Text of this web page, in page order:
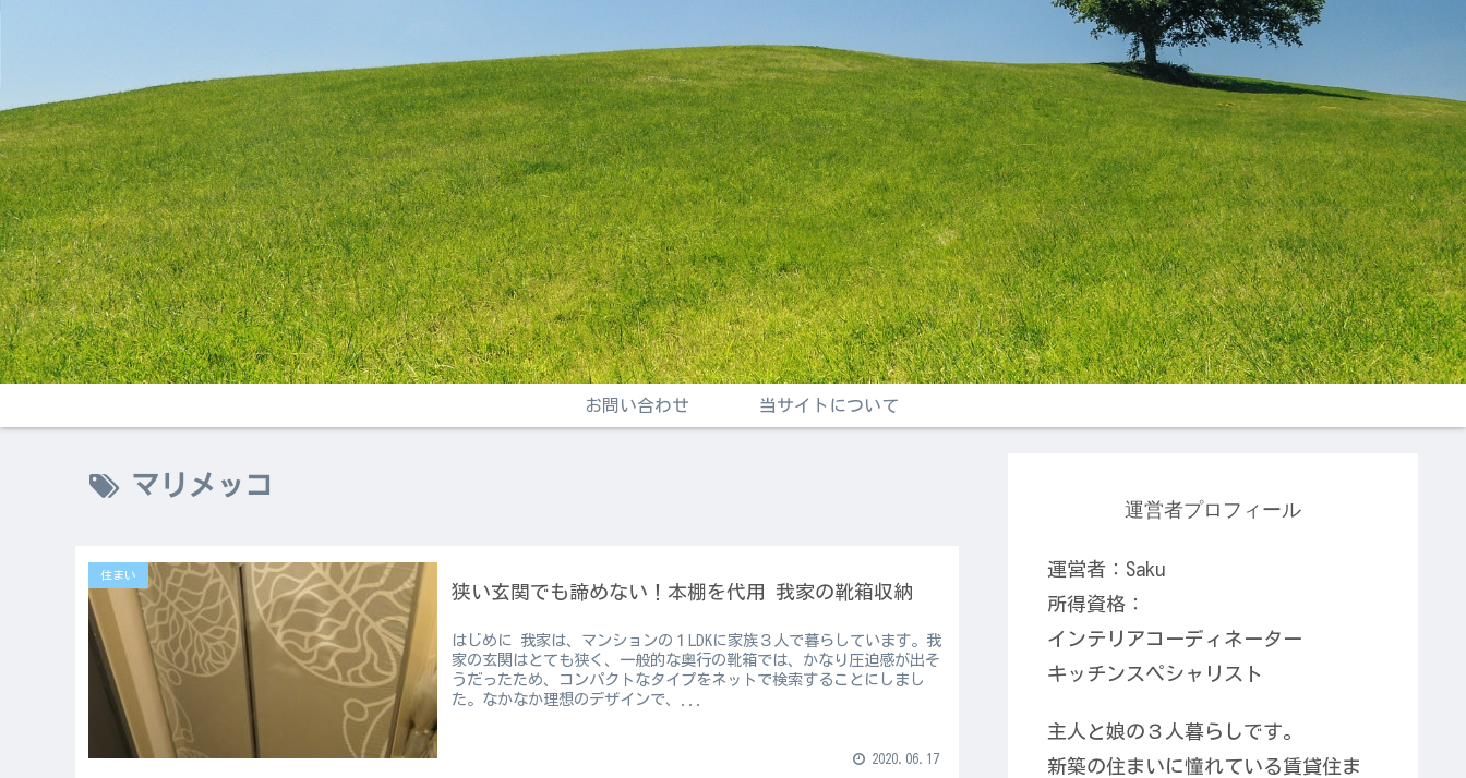
お問い合わせ 当サイトについて
マリメッコ
住まい
狭い玄関でも諦めない！本棚を代用 我家の靴箱収納
はじめに 我家は、マンションの１LDKに家族３人で暮らしています。我
家の玄関はとても狭く、一般的な奥行の靴箱では、かなり圧迫感が出そ
うだったため、コンパクトなタイプをネットで検索することにしまし
た。なかなか理想のデザインで、...
2020.06.17
運営者プロフィール
運営者：Saku
所得資格：
インテリアコーディネーター
キッチンスペシャリスト
主人と娘の３人暮らしです。
新築の住まいに憧れている賃貸住ま